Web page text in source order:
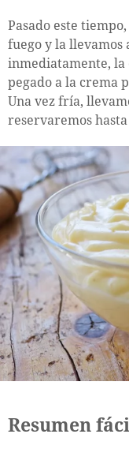
Pasado este
fuego y la llevamos
inmediatamente,
pegado a la crema
Una vez fría,
reservaremos
Resumen